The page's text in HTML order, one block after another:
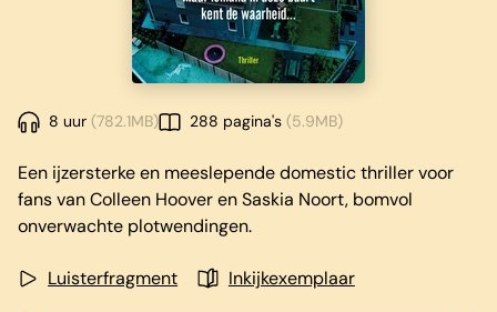
8 uur (782.1MB) 288 pagina's (5.9MB)
Een ijzersterke en meeslepende domestic thriller voor
fans van Colleen Hoover en Saskia Noort, bomvol
onverwachte plotwendingen.
Luisterfragment Inkijkexemplaar